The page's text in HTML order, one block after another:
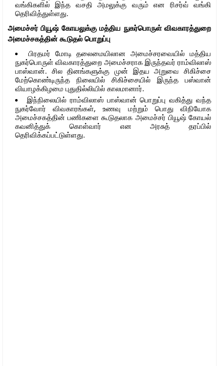
வங்கிகளில் இந்த வசதி அமலுக்கு வரும் என ரிசர்வ் வங்கி
தெரிவித்துள்ளது.
அமைச்சர் பியூஷ் கோயலுக்கு மத்திய நுகர்பொருள் விவகாரத்துறை
அமைச்சகத்தின் கூடுதல் பொறுப்பு
பிரதமர் மோடி தலைமையிலான அமைச்சரவையில் மத்திய
நுகர்பொருள் விவகாரத்துறை அமைச்சராக இருந்தவர் ராம்விலாஸ்
பாஸ்வான். சில தினங்களுக்கு முன் இதய அறுவை சிகிச்சை
மேற்கொண்டிருந்த நிலையில் சிகிச்சையில் இருந்த பஸ்வான்
வியாழக்கிழமை புதுதில்லியில் காலமானார்.
இந்நிலையில் ராம்விலாஸ் பாஸ்வான் பொறுப்பு வகித்து வந்த
நுகர்வோர் விவகாரங்கள், உணவு மற்றும் பொது விநியோக
அமைச்சகத்தின் பணிகளை கூடுதலாக அமைச்சர் பியூஷ் கோயல்
கவனித்துக் கொள்வார் என அரசுத் தரப்பில்
தெரிவிக்கப்பட்டுள்ளது.